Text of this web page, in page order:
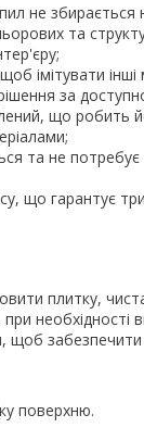
не збирається
та
імітувати інші
за
що робить
та не потребує
що гарантує
плитку,
необхідності
щоб забезпечити
поверхню.